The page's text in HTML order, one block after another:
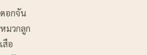
ดอกจัน
หมวกลูก
เสือ